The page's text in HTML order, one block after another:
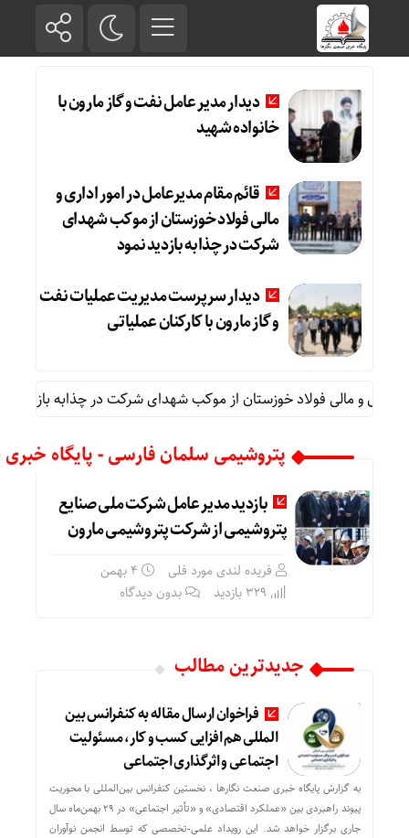
دیدار مدیر عامل نفت و گاز مارون با
خانواده شهید
قائم مقام مدیرعامل در امور اداری و
مالی فولاد خوزستان از موکب شهدای
شرکت در چذابه بازدید نمود
دیدار سرپرست مدیریت عملیات نفت
و گاز مارون با کارکنان عملیاتی
اداری و مالی فولاد خوزستان از موکب شهدای شرکت در چذابه بازدید
پتروشیمی سلمان فارسی - پایگاه
بازدید مدیر عامل شرکت ملی صنایع
پتروشیمی از شرکت پتروشیمی مارون
فریده لندی مورد فلی
۴ بهمن
بدون دیدگاه
جدیدترین مطالب
فراخوان ارسال مقاله به کنفرانس بین
المللی هم افزایی کسب و کار، مسئولیت
اجتماعی و اثرگذاری اجتماعی
به گزارش پایگاه خبری صنعت نگارها ، نخستین کنفرانس بین‌المللی با محوریت
پیوند راهبردی بین «عملکرد اقتصادی» و «تأثیر اجتماعی» در ۲۹ بهمن‌ماه سال
جاری برگزار خواهد شد. این رویداد علمی-تخصصی که توسط انجمن نوآوران